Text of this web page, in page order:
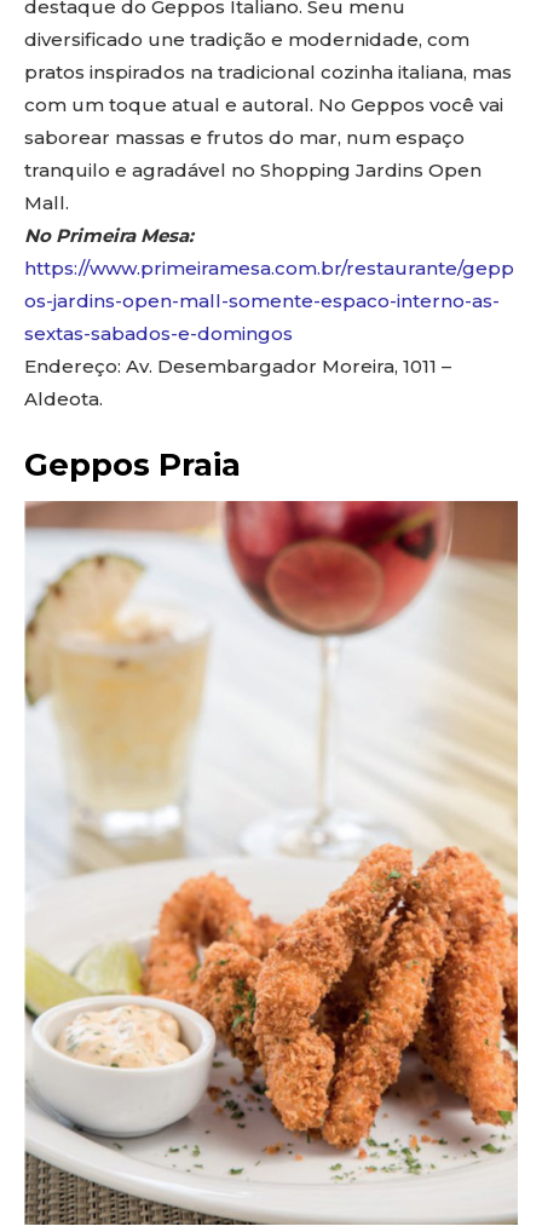
destaque do Geppos Italiano. Seu menu
diversificado une tradição e modernidade, com
pratos inspirados na tradicional cozinha italiana, mas
com um toque atual e autoral. No Geppos você vai
saborear massas e frutos do mar, num espaço
tranquilo e agradável no Shopping Jardins Open
Mall.
No Primeira Mesa:
https://www.primeiramesa.com.br/restaurante/gepp
os-jardins-open-mall-somente-espaco-interno-as-
sextas-sabados-e-domingos
Endereço: Av. Desembargador Moreira, 1011 –
Aldeota.
Geppos Praia